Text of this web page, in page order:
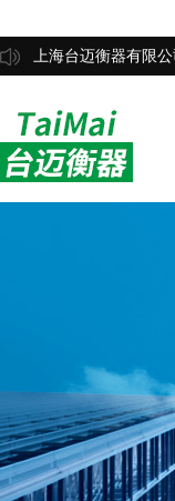
上海台迈衡器有限公